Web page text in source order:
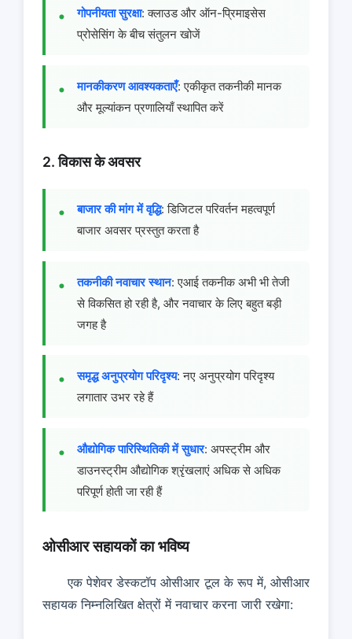
गोपनीयता सुरक्षा: क्लाउड और ऑन-प्रिमाइसेस
प्रोसेसिंग के बीच संतुलन खोजें
मानकीकरण आवश्यकताएँ: एकीकृत तकनीकी मानक
और मूल्यांकन प्रणालियाँ स्थापित करें
2. विकास के अवसर
बाजार की मांग में वृद्धि: डिजिटल परिवर्तन महत्वपूर्ण
बाजार अवसर प्रस्तुत करता है
तकनीकी नवाचार स्थान: एआई तकनीक अभी भी तेजी
से विकसित हो रही है, और नवाचार के लिए बहुत बड़ी
जगह है
समृद्ध अनुप्रयोग परिदृश्य: नए अनुप्रयोग परिदृश्य
लगातार उभर रहे हैं
औद्योगिक पारिस्थितिकी में सुधार: अपस्ट्रीम और
डाउनस्ट्रीम औद्योगिक श्रृंखलाएं अधिक से अधिक
परिपूर्ण होती जा रही हैं
ओसीआर सहायकों का भविष्य
एक पेशेवर डेस्कटॉप ओसीआर टूल के रूप में, ओसीआर
सहायक निम्नलिखित क्षेत्रों में नवाचार करना जारी रखेगा: